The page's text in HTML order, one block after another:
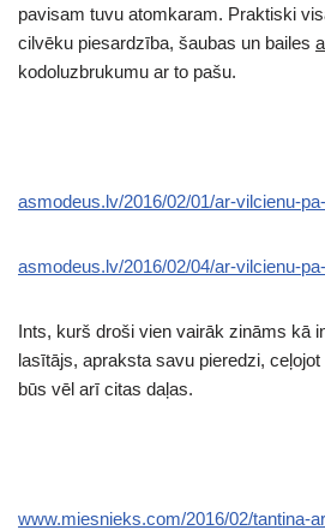
pavisam tuvu atomkaram. Praktiski
cilvēku piesardzība, šaubas un bailes
kodoluzbrukumu ar to pašu.
asmodeus.lv/2016/02/01/ar-vilcienu-
asmodeus.lv/2016/02/04/ar-vilcienu-
Ints, kurš droši vien vairāk zināms kā
lasītājs, apraksta savu pieredzi,
būs vēl arī citas daļas.
www.miesnieks.com/2016/02/tantina-